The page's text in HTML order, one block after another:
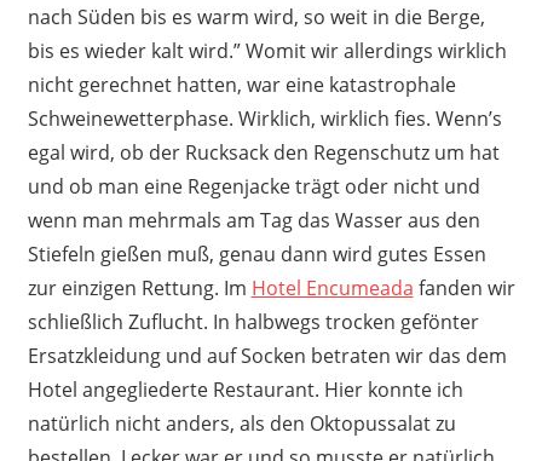
nach Süden bis es warm wird, so weit in die Berge,
bis es wieder kalt wird.” Womit wir allerdings wirklich
nicht gerechnet hatten, war eine katastrophale
Schweinewetterphase. Wirklich, wirklich fies. Wenn’s
egal wird, ob der Rucksack den Regenschutz um hat
und ob man eine Regenjacke trägt oder nicht und
wenn man mehrmals am Tag das Wasser aus den
Stiefeln gießen muß, genau dann wird gutes Essen
zur einzigen Rettung. Im Hotel Encumeada fanden wir
schließlich Zuflucht. In halbwegs trocken gefönter
Ersatzkleidung und auf Socken betraten wir das dem
Hotel angegliederte Restaurant. Hier konnte ich
natürlich nicht anders, als den Oktopussalat zu